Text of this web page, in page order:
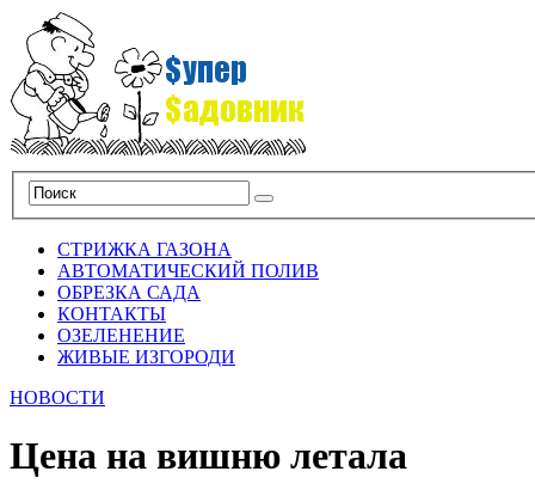
СТРИЖКА ГАЗОНА
АВТОМАТИЧЕСКИЙ ПОЛИВ
ОБРЕЗКА САДА
КОНТАКТЫ
ОЗЕЛЕНЕНИЕ
ЖИВЫЕ ИЗГОРОДИ
НОВОСТИ
Цена на вишню летала